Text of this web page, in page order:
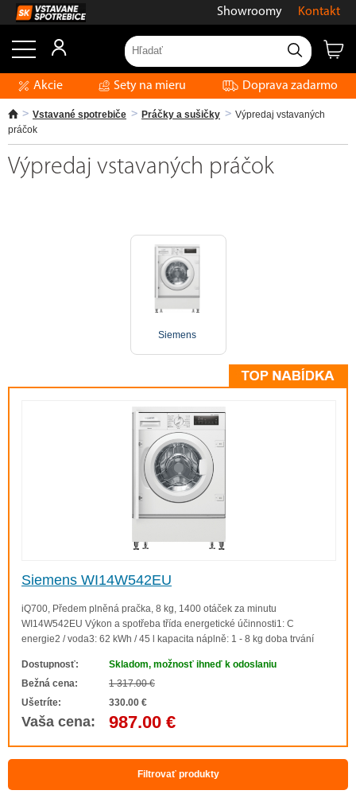
Showroomy Kontakt
Akcie Sety na mieru Doprava zadarmo
Vstavané spotrebiče Práčky a sušičky
Výpredaj vstavaných
práčok
Výpredaj vstavaných práčok
Siemens
Siemens WI14W542EU
iQ700, Předem plněná pračka, 8 kg, 1400 otáček za minutu
WI14W542EU Výkon a spotřeba třída energetické účinnosti1: C
energie2 / voda3: 62 kWh / 45 l kapacita náplně: 1 - 8 kg doba trvání
odstřeďování**: 400 - 1400 ot./min hlad..
Dostupnosť:
Skladom, možnosť ihneď k odoslaniu
Bežná cena:
1 317.00 €
Ušetríte:
330.00 €
Vaša cena: 987.00 €
Filtrovať produkty